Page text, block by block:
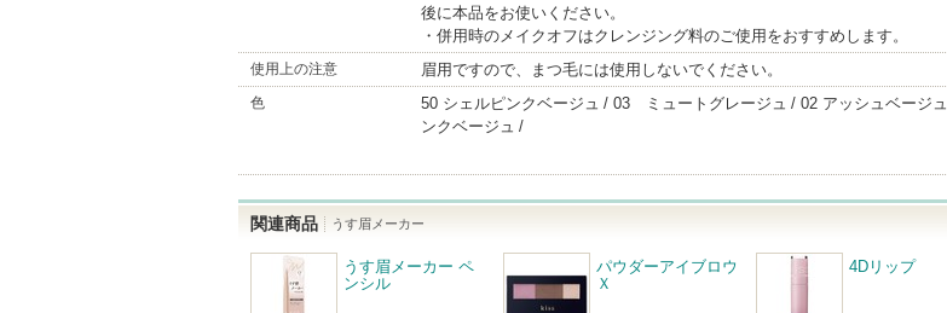
後に本品をお使いください。
・併用時のメイクオフはクレンジング料のご使用をおすすめします。
使用上の注意 眉用ですので、まつ毛には使用しないでください。
色 50 シェルピンクベージュ 03 ミュートグレージュ 02 アッシュベージュ
ンクベージュ
関連商品 うす眉メーカー
うす眉メーカー ペ
ンシル
パウダーアイブロウ
Ｘ
4Dリップ